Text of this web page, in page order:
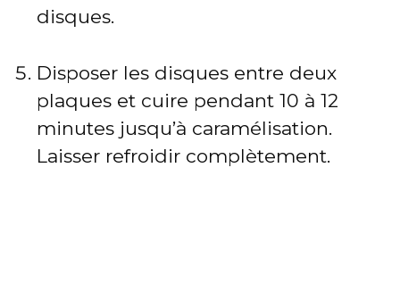
disques.
Disposer les disques entre deux
plaques et cuire pendant 10 à 12
minutes jusqu’à caramélisation.
Laisser refroidir complètement.